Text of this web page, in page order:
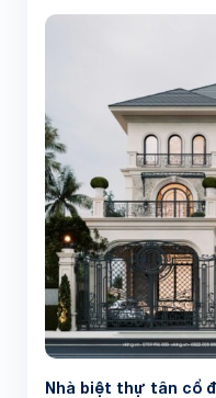
Nhà biệt thự tân cổ